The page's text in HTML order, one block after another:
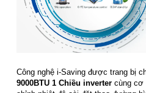
Công nghệ i-Saving được trang bị
9000BTU 1 Chiều inverter cùng cơ